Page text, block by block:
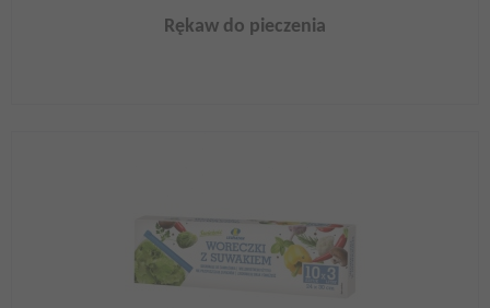
Rękaw do pieczenia